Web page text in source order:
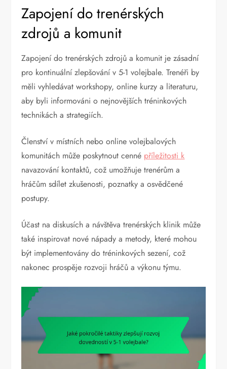
Zapojení do trenérských
zdrojů a komunit
Zapojení do trenérských zdrojů a komunit je zásadní
pro kontinuální zlepšování v 5-1 volejbale. Trenéři by
měli vyhledávat workshopy, online kurzy a literaturu,
aby byli informováni o nejnovějších tréninkových
technikách a strategiích.
Členství v místních nebo online volejbalových
komunitách může poskytnout cenné příležitosti k
navazování kontaktů, což umožňuje trenérům a
hráčům sdílet zkušenosti, poznatky a osvědčené
postupy.
Účast na diskusích a návštěva trenérských klinik může
také inspirovat nové nápady a metody, které mohou
být implementovány do tréninkových sezení, což
nakonec prospěje rozvoji hráčů a výkonu týmu.